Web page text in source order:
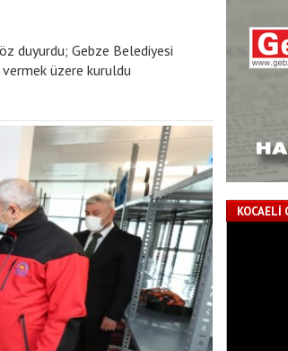
duyurdu; Gebze Belediyesi
üzere kuruldu
KOCAELİ